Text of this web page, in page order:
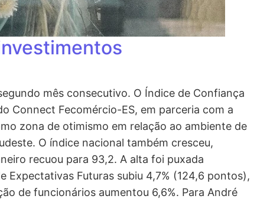
mês consecutivo. O Índice de Confiança
Connect Fecomércio-ES, em parceria com a
zona de otimismo em relação ao ambiente de
O índice nacional também cresceu,
recuou para 93,2. A alta foi puxada
Futuras subiu 4,7% (124,6 pontos),
de funcionários aumentou 6,6%. Para André